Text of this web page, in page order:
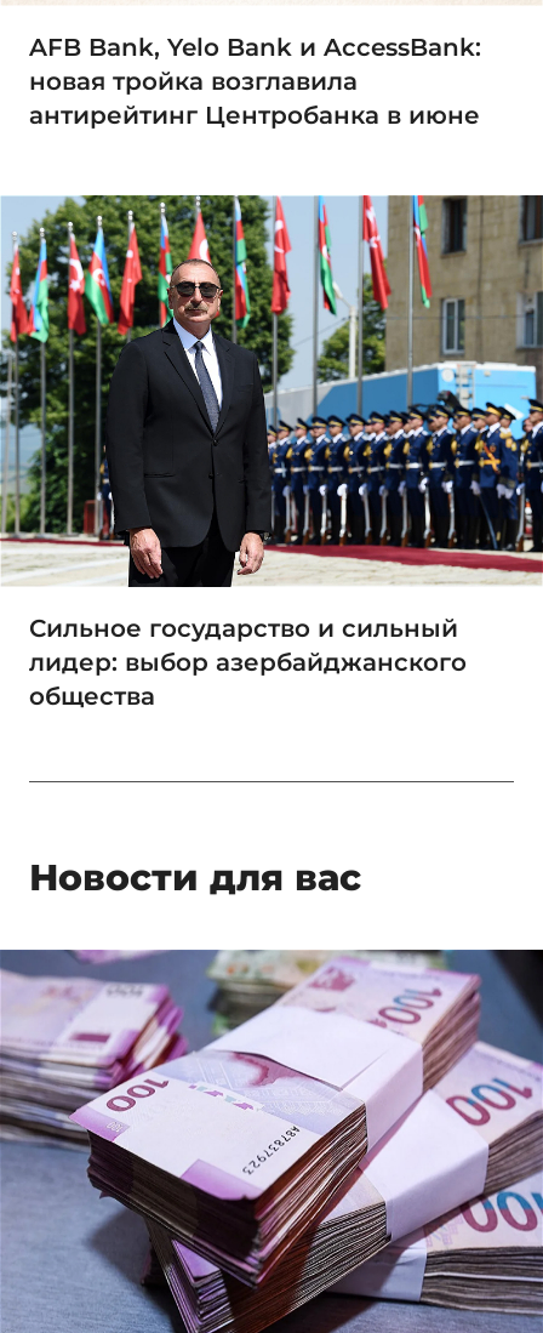
AFB Bank, Yelo Bank и AccessBank:
новая тройка возглавила
антирейтинг Центробанка в июне
Сильное государство и сильный
лидер: выбор азербайджанского
общества
Новости для вас